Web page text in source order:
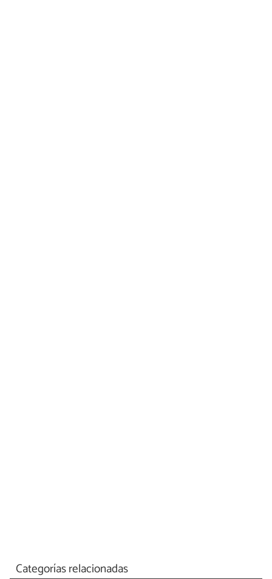
Categorías relacionadas